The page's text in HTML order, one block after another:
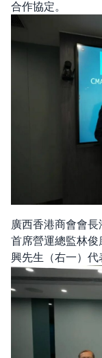
合作協定。
廣西香港商會會
首席營運總監林
興先生（右一）代